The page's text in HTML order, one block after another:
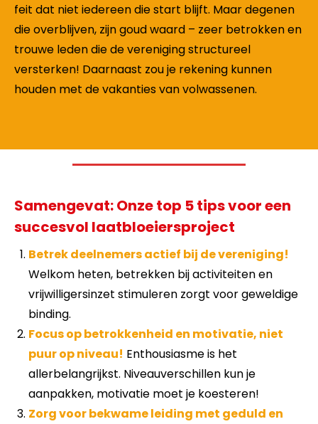
feit dat niet iedereen die start blijft. Maar degenen
die overblijven, zijn goud waard – zeer betrokken en
trouwe leden die de vereniging structureel
versterken! Daarnaast zou je rekening kunnen
houden met de vakanties van volwassenen.
Samengevat: Onze top 5 tips voor een
succesvol laatbloeiersproject
Betrek deelnemers actief bij de vereniging!
Welkom heten, betrekken bij activiteiten en
vrijwilligersinzet stimuleren zorgt voor geweldige
binding.
Focus op betrokkenheid en motivatie, niet
puur op niveau! Enthousiasme is het
allerbelangrijkst. Niveauverschillen kun je
aanpakken, motivatie moet je koesteren!
Zorg voor bekwame leiding met geduld en